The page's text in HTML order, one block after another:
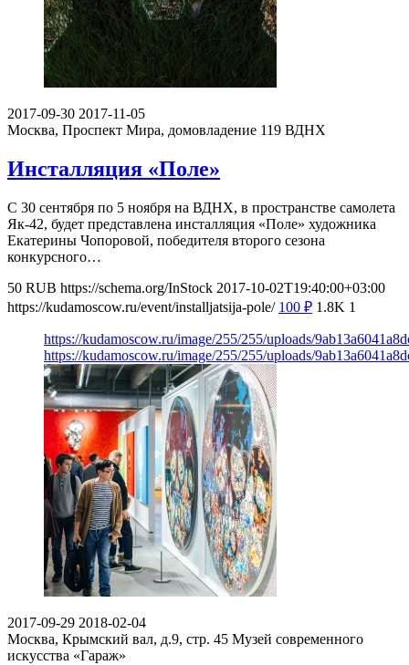
2017-09-30 2017-11-05
Москва, Проспект Мира, домовладение 119 ВДНХ
Инсталляция «Поле»
С 30 сентября по 5 ноября на ВДНХ, в пространстве самолета
Як-42, будет представлена инсталляция «Поле» художника
Екатерины Чопоровой, победителя второго сезона
конкурсного…
50 RUB https://schema.org/InStock 2017-10-02T19:40:00+03:00
https://kudamoscow.ru/event/installjatsija-pole/ 100 ₽ 1.8K 1
https://kudamoscow.ru/image/255/255/uploads/
https://kudamoscow.ru/image/255/255/uploads/
2017-09-29 2018-02-04
Москва, Крымский вал, д.9, стр. 45 Музей современного
искусства «Гараж»